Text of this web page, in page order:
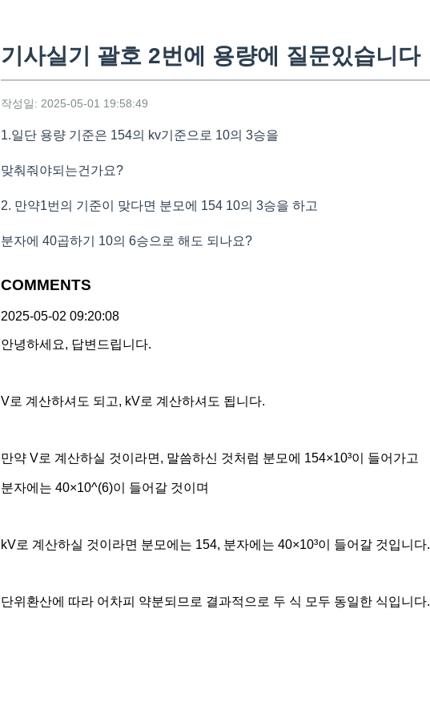
기사실기 괄호 2번에 용량에 질문있습니다
작성일: 2025-05-01 19:58:49
1.일단 용량 기준은 154의 kv기준으로 10의 3승을
맞춰줘야되는건가요?
2. 만약1번의 기준이 맞다면 분모에 154 10의 3승을 하고
분자에 40곱하기 10의 6승으로 해도 되나요?
COMMENTS
2025-05-02 09:20:08
안녕하세요, 답변드립니다.
V로 계산하셔도 되고, kV로 계산하셔도 됩니다.
만약 V로 계산하실 것이라면, 말씀하신 것처럼 분모에 154×10³이 들어가고
분자에는 40×10^(6)이 들어갈 것이며
kV로 계산하실 것이라면 분모에는 154, 분자에는 40×10³이 들어갈 것입니다.
단위환산에 따라 어차피 약분되므로 결과적으로 두 식 모두 동일한 식입니다.